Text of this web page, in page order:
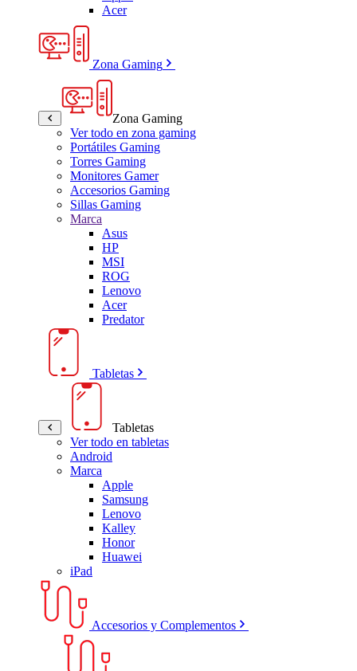
Acer
Zona Gaming
Zona Gaming
Ver todo en zona gaming
Portátiles Gaming
Torres Gaming
Monitores Gamer
Accesorios Gaming
Sillas Gaming
Marca
Asus
HP
MSI
ROG
Lenovo
Acer
Predator
Tabletas
Tabletas
Ver todo en tabletas
Android
Marca
Apple
Samsung
Lenovo
Kalley
Honor
Huawei
iPad
Accesorios y Complementos